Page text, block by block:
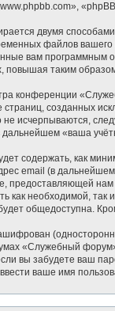
двумя
файлов
вам программным
повышая таким
конференции
страниц, созданных
не исчерпываются,
«ваша
содержать, как
email (в
предоставляющей
как необходимой,
общедоступна.
«Служебный
вы забудете ваш
ваше имя